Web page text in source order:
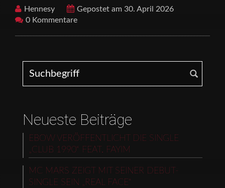
Hennesy
Gepostet am 30. April 2026
0 Kommentare
Search for:
Neueste Beiträge
EBOW VERÖFFENTLICHT DIE SINGLE
„CLUB 1990“ FEAT. FAYIM
MC MARS ZEIGT MIT SEINER DEBUT-
SINGLE SEIN „REAL FACE“